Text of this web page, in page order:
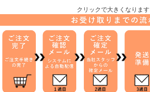
クリックで大きくなります